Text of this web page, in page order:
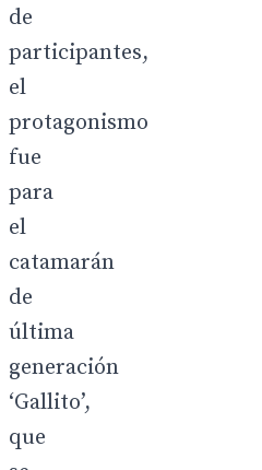
de
participantes,
el
protagonismo
fue
para
el
catamarán
de
última
generación
‘Gallito’,
que